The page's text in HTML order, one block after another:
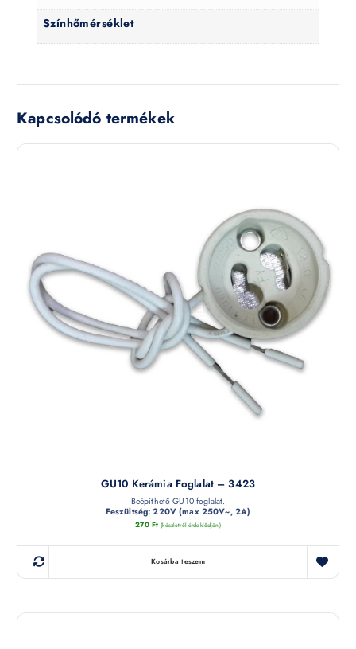
Színhőmérséklet
Kapcsolódó termékek
GU10 Kerámia Foglalat – 3423
Beépíthető GU10 foglalat.
Feszültség: 220V (max 250V~, 2A)
270 Ft (készletről érdeklődjön)
Kosárba teszem